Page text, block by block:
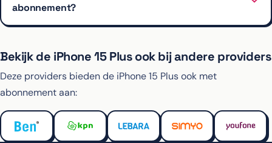
abonnement?
Bekijk de iPhone 15 Plus ook bij andere providers
Deze providers bieden de iPhone 15 Plus ook met
abonnement aan: